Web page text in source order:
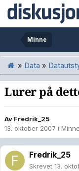
Minne
» Data »
Lurer på
Av Fredrik_25
13. oktober 2007 i Minne
Fredrik_25
Skrevet 13.